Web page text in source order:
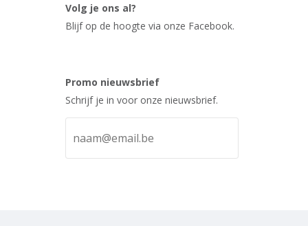
Volg je ons al?
Blijf op de hoogte via onze Facebook.
Promo nieuwsbrief
Schrijf je in voor onze nieuwsbrief.